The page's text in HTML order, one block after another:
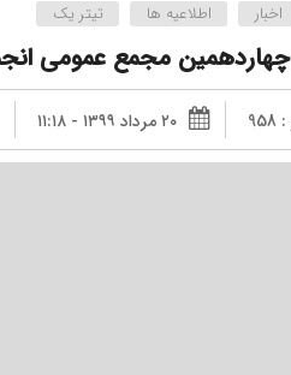
اخبار اطلاعیه ها تیتر یک
چهاردهمین مجمع عمومی
۲۰ مرداد ۱۳۹۹ - ۱۱:۱۸